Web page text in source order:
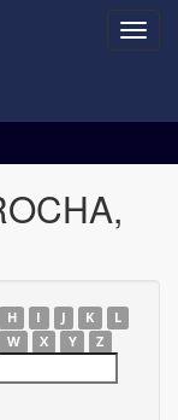
H I J K
L
W X Y Z